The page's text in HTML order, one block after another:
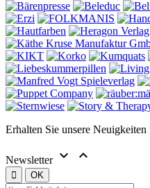
Erhalten Sie unsere Neuigkeiten
Newsletter  